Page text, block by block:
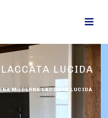
LUCIDA
MODERNA LACCATA LUCIDA